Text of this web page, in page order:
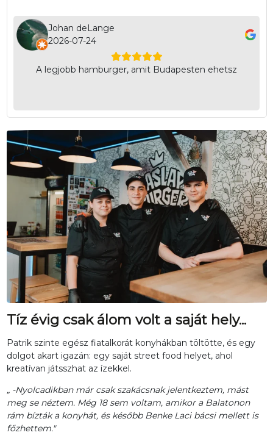
Johan deLange
2026-07-24
A legjobb hamburger, amit Budapesten ehetsz
Tíz évig csak álom volt a saját hely...
Patrik szinte egész fiatalkorát konyhákban töltötte, és egy
dolgot akart igazán: egy saját street food helyet, ahol
kreatívan játsszhat az ízekkel.
„ -Nyolcadikban már csak szakácsnak jelentkeztem, mást
meg se néztem. Még 18 sem voltam, amikor a Balatonon
rám bízták a konyhát, és később Benke Laci bácsi mellett is
főzhettem."